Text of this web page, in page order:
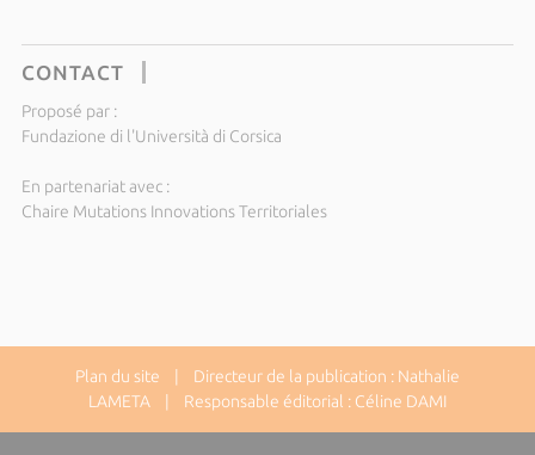
CONTACT
Proposé par :
Fundazione di l'Università di Corsica
En partenariat avec :
Chaire Mutations Innovations Territoriales
Plan du site | Directeur de la publication : Nathalie
LAMETA | Responsable éditorial : Céline DAMI